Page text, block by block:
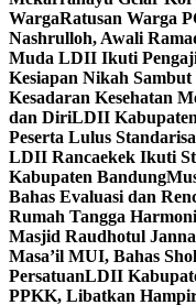
WargaRatusan Warga
Nashrulloh, Awali
Muda LDII Ikuti
Kesiapan Nikah Sambut
Kesadaran Kesehatan
dan DiriLDII
Peserta Lulus
LDII Rancaekek Ikuti
Kabupaten Bandung
Bahas Evaluasi dan
Rumah Tangga
Masjid Raudhotul
Masa’il MUI, Bahas
PersatuanLDII
PPKK, Libatkan